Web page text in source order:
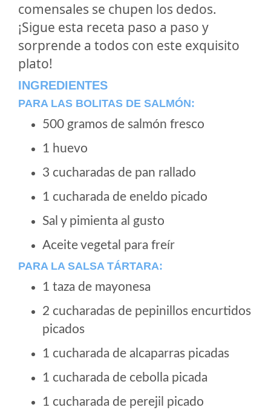
comensales se chupen los dedos.
¡Sigue esta receta paso a paso y
sorprende a todos con este exquisito
plato!
INGREDIENTES
PARA LAS BOLITAS DE SALMÓN:
500 gramos de salmón fresco
1 huevo
3 cucharadas de pan rallado
1 cucharada de eneldo picado
Sal y pimienta al gusto
Aceite vegetal para freír
PARA LA SALSA TÁRTARA:
1 taza de mayonesa
2 cucharadas de pepinillos encurtidos
picados
1 cucharada de alcaparras picadas
1 cucharada de cebolla picada
1 cucharada de perejil picado